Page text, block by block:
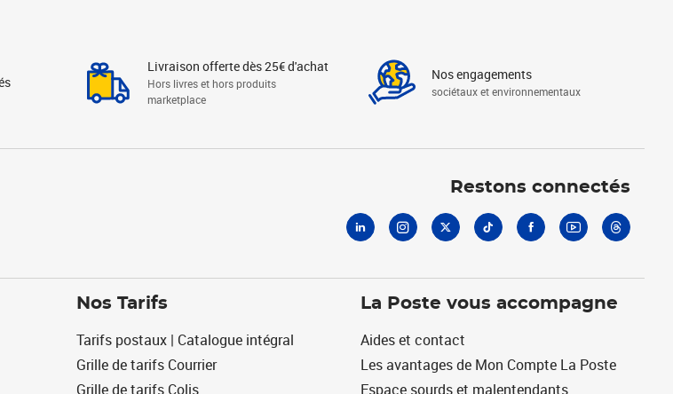
Livraison offerte dès 25€ d'achat
Hors livres et hors produits
marketplace
Nos engagements
sociétaux et environnementaux
Restons connectés
Nos Tarifs
Tarifs postaux | Catalogue intégral
Grille de tarifs Courrier
Grille de tarifs Colis
La Poste vous accompagne
Aides et contact
Les avantages de Mon Compte La Poste
Espace sourds et malentendants